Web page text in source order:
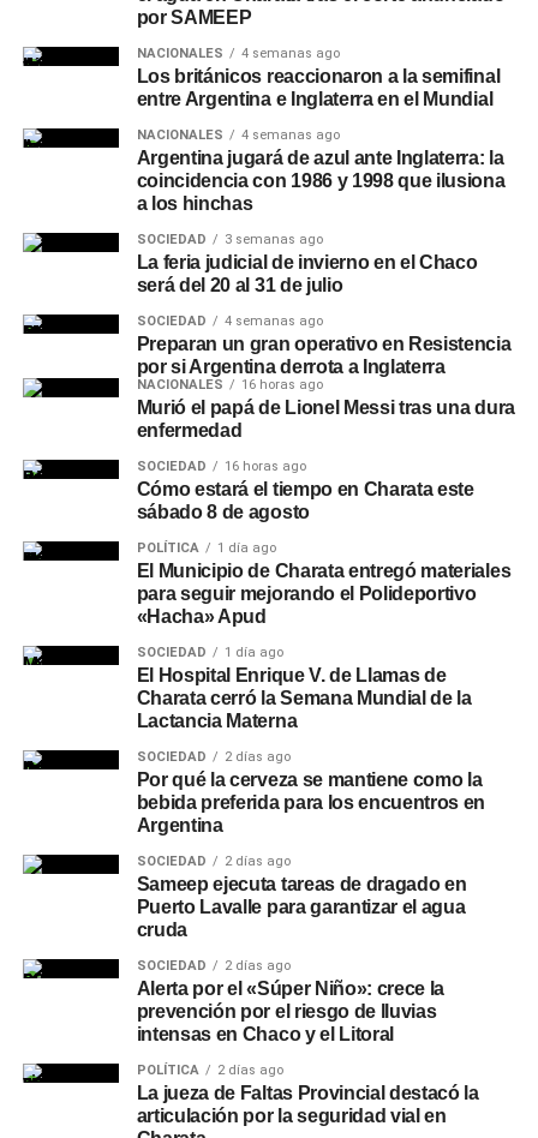
por SAMEEP
NACIONALES 4 semanas ago
Los británicos reaccionaron a la semifinal
entre Argentina e Inglaterra en el Mundial
NACIONALES 4 semanas ago
Argentina jugará de azul ante Inglaterra: la
coincidencia con 1986 y 1998 que ilusiona
a los hinchas
SOCIEDAD 3 semanas ago
La feria judicial de invierno en el Chaco
será del 20 al 31 de julio
SOCIEDAD 4 semanas ago
Preparan un gran operativo en Resistencia
por si Argentina derrota a Inglaterra
NACIONALES 16 horas ago
Murió el papá de Lionel Messi tras una dura
enfermedad
SOCIEDAD 16 horas ago
Cómo estará el tiempo en Charata este
sábado 8 de agosto
POLÍTICA 1 día ago
El Municipio de Charata entregó materiales
para seguir mejorando el Polideportivo
«Hacha» Apud
SOCIEDAD 1 día ago
El Hospital Enrique V. de Llamas de
Charata cerró la Semana Mundial de la
Lactancia Materna
SOCIEDAD 2 días ago
Por qué la cerveza se mantiene como la
bebida preferida para los encuentros en
Argentina
SOCIEDAD 2 días ago
Sameep ejecuta tareas de dragado en
Puerto Lavalle para garantizar el agua
cruda
SOCIEDAD 2 días ago
Alerta por el «Súper Niño»: crece la
prevención por el riesgo de lluvias
intensas en Chaco y el Litoral
POLÍTICA 2 días ago
La jueza de Faltas Provincial destacó la
articulación por la seguridad vial en